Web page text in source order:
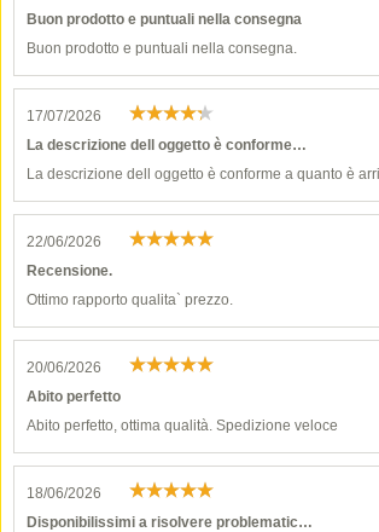
Buon prodotto e puntuali nella consegna
Buon prodotto e puntuali nella consegna.
17/07/2026
La descrizione dell oggetto è conforme…
La descrizione dell oggetto è conforme a quanto è
22/06/2026
Recensione.
Ottimo rapporto qualita` prezzo.
20/06/2026
Abito perfetto
Abito perfetto, ottima qualità. Spedizione veloce
18/06/2026
Disponibilissimi a risolvere problematic…